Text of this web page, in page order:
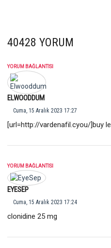
40428 YORUM
YORUM BAĞLANTISI
ELWOODDUM
Cuma, 15 Aralık 2023 17:27
[url=http://vardenafil.cyou/]buy
YORUM BAĞLANTISI
EYESEP
Cuma, 15 Aralık 2023 17:24
clonidine 25 mg